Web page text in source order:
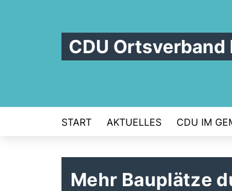
CDU
START AKTUELLES CDU IM
Mehr Bauplätze